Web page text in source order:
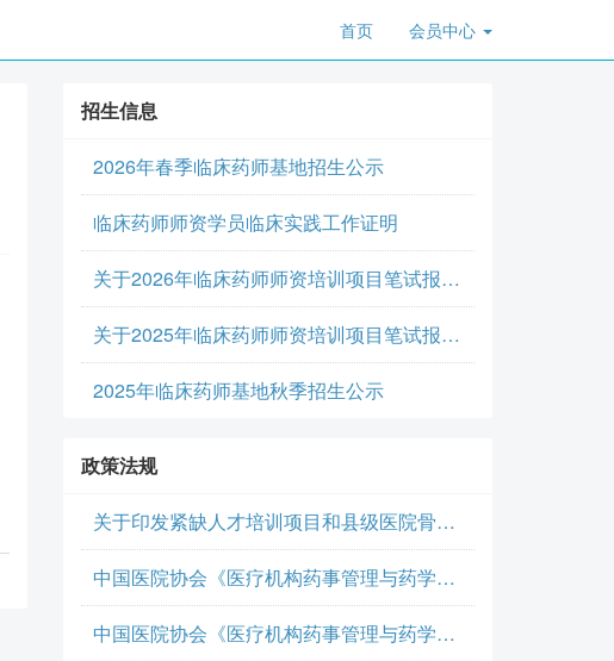
首页 会员中心
招生信息
2026年春季临床药师基地招生公示
临床药师师资学员临床实践工作证明
关于2026年临床药师师资培训项目笔试报名通知
关于2025年临床药师师资培训项目笔试报名通知
2025年临床药师基地秋季招生公示
政策法规
关于印发紧缺人才培训项目和县级医院骨干专科医师培训项目培训大纲（2024年版）的通知-国卫继教继发〔2024〕68号
中国医院协会《医疗机构药事管理与药学服务》团体标准-临床药学服务
中国医院协会《医疗机构药事管理与药学服务》团体标准-临床药学服务